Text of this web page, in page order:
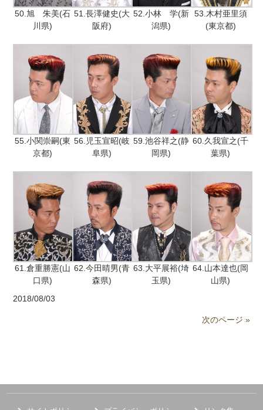
50.旭 朱美(石
川県)
51.長澤健史(大
阪府)
52.小林 学(新
潟県)
53.木村亜里須
(東京都)
55.小関崇嗣(東
京都)
56.児玉宣昭(岐
阜県)
59.池谷祥之(静
岡県)
60.久我宣之(千
葉県)
61.倉重勝憲(山
口県)
62.今田晴男(青
森県)
63.大平展裕(埼
玉県)
64.山本達也(岡
山県)
2018/08/03
次のページ »